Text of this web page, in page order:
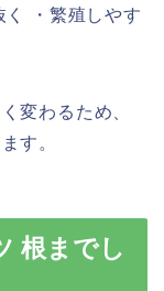
く ・繁殖しやす
変わるため、
す。
根までし